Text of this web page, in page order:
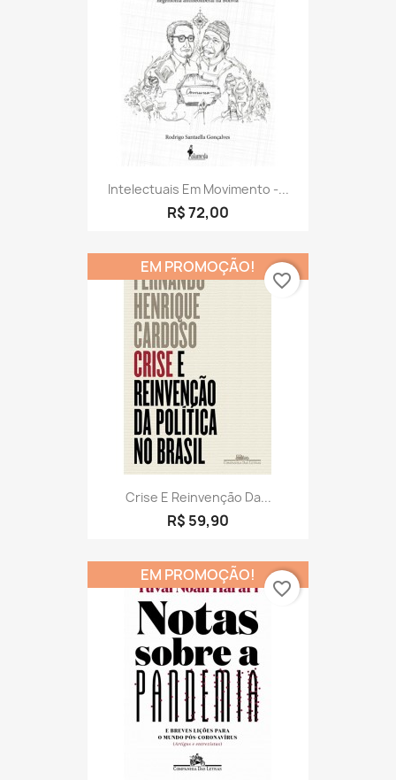
Intelectuais Em Movimento -...
R$ 72,00
Crise E Reinvenção Da...
R$ 59,90
EM PROMOÇÃO!
favorite_border
EM PROMOÇÃO!
favorite_border